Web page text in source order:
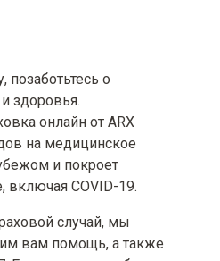
если
и максимальный
суммы
условиями
и максимальный
премии и/или
и
позаботьтесь о
здоровья.
онлайн от ARX
на медицинское
и покроет
включая COVID-19.
случай, мы
вам помощь, а также